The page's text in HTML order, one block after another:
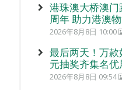
港珠澳大桥澳
周年 助力港澳
2026年8月8日 10:00
最后两天！万
元抽奖齐集名优
2026年8月8日 09:54